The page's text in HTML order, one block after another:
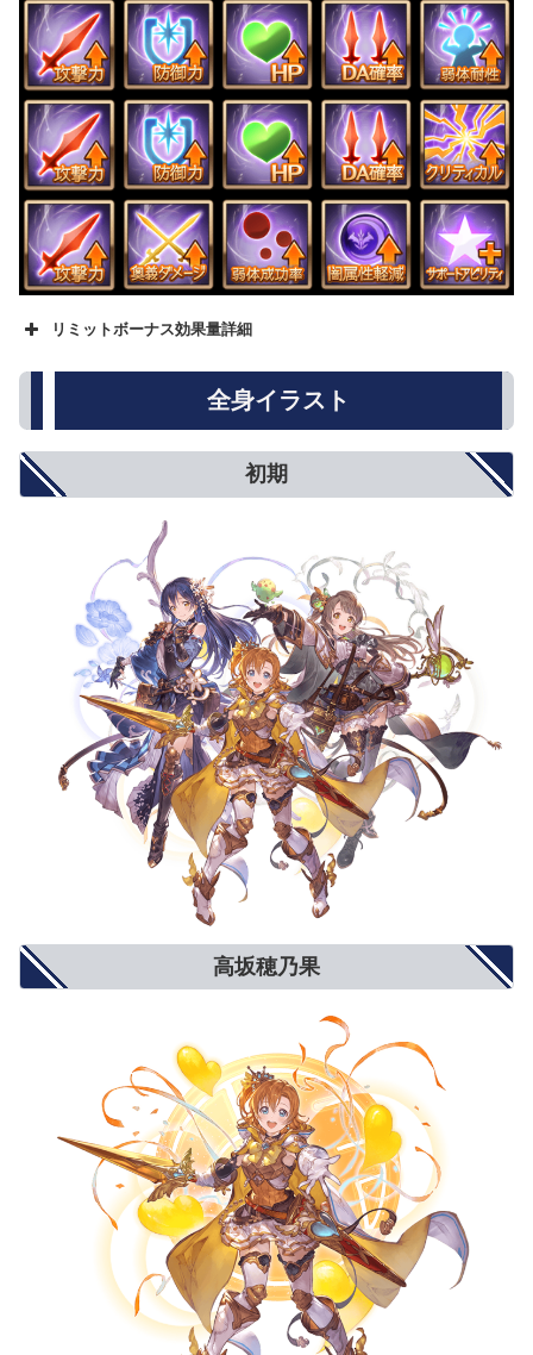
リミットボーナス効果量詳細
5%
HP
250 500
750
回復性能
10% 15%
20%
10%
アビリティダメージ上限
5% 8%
10%
対オーバードライブ攻撃
オーバードライブ抑制
弱体耐性
5% 8%
弱体成功率
5% 8%
属性攻撃
5% 8%
属性軽減
2% 4%
奥義ダメージ
10% 15%
20%
奥義ダメージ上限
5% 8%
10%
クリティカル確率
小(12%) 中(20%)
大(25%)
ダブルアタック確率
3% 5%
トリプルアタック確率
2% 4%
5%
奥義ゲージ上昇量
5% 8%
10%
対ブレイク攻撃
5% 8%
モードゲージ減少量
5% 8%
攻撃力UP/防御力DOWN
攻撃力+900
防御力-10%
攻撃力+1300
防御力-15%
防御力UP/攻撃力DOWN
防御力+10%
攻撃力-900
防御力+15%
攻撃力-1300
小(+50)
大(+100)
小(-30)
中(4.5％〜1.5％)
全身イラスト
初期
高坂穂乃果